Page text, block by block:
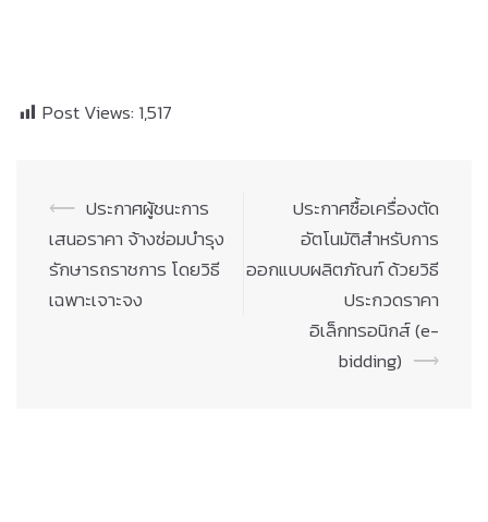
Post Views: 1,517
Post
navigation
⟵ ประกาศผู้ชนะการ
เสนอราคา จ้างซ่อมบำรุง
รักษารถราชการ โดยวิธี
เฉพาะเจาะจง
ประกาศซื้อเครื่องตัด
อัตโนมัติสำหรับการ
ออกแบบผลิตภัณฑ์ ด้วยวิธี
ประกวดราคา
อิเล็กทรอนิกส์ (e-
bidding) ⟶